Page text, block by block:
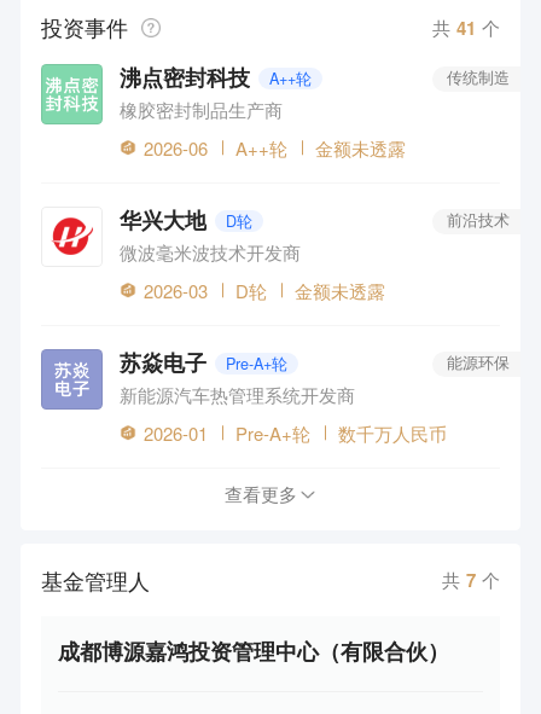
投资事件 共 41 个
沸点密封科技 A++轮
橡胶密封制品生产商
传统制造
2026-06 A++轮 金额未透露
华兴大地 D轮
微波毫米波技术开发商
前沿技术
2026-03 D轮 金额未透露
苏焱电子 Pre-A+轮
新能源汽车热管理系统开发商
能源环保
2026-01 Pre-A+轮 数千万人民币
查看更多
基金管理人 共 7 个
成都博源嘉鸿投资管理中心（有限合伙）